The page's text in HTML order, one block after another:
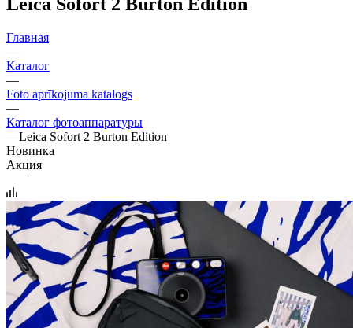
Главная
—
Каталог
—
Foto aprīkojuma katalogs
—
Каталог фотоаппаратуры
—Leica Sofort 2 Burton Edition
Новинка
Акция